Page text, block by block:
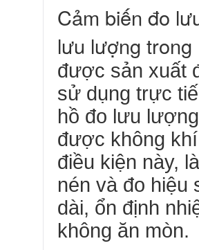
Cảm biến đo
lưu lượng
được sản xuất
sử dụng trực
hồ đo lưu
được không
điều kiện này,
nén và đo hiệu
dài, ổn định
không ăn mòn.